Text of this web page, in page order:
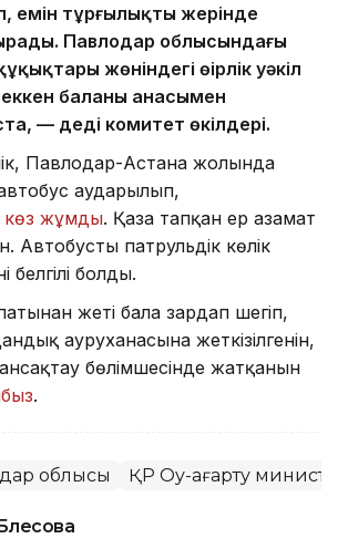
емін тұрғылықты жерінде
Павлодар облысындағы
жөніндегі өңірлік уәкіл
баланың анасымен
— деді комитет өкілдері.
Павлодар-Астана жолында
аударылып,
көз жұмды. Қаза тапқан ер азамат
Автобусты патрульдік көлік
белгілі болды.
жеті бала зардап шегіп,
ауруханасына жеткізілгенін,
бөлімшесінде жатқанын
.
облысы ҚР Оқу-ағарту